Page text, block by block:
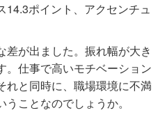
14.3ポイント、アクセンチュ
差が出ました。振れ幅が大き
。仕事で高いモチベーション
れと同時に、職場環境に不満
ことなのでしょうか。